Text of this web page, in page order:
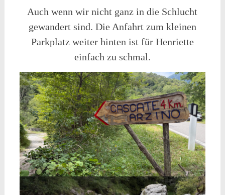
Auch wenn wir nicht ganz in die Schlucht
gewandert sind. Die Anfahrt zum kleinen
Parkplatz weiter hinten ist für Henriette
einfach zu schmal.